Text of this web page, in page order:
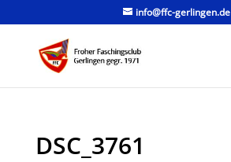
info@ffc-gerlingen.de
DSC_3761